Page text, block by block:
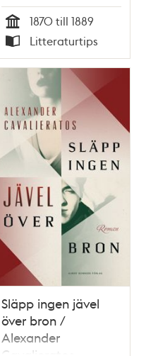
Stockholm / Lotten
Dahlgren
Tid
1870 till 1889
Typ
Litteraturtips
Släpp ingen jävel
över bron /
Alexander